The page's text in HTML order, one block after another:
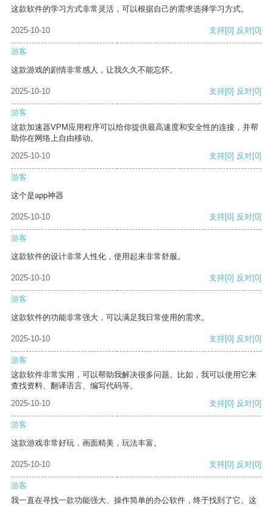
这款软件的学习方式非常灵活，可以根据自己的需求选择学习方式。
2025-10-10 支持[0] 反对[0]
游客
这款游戏的剧情非常感人，让我久久不能忘怀。
2025-10-10 支持[0] 反对[0]
游客
这款加速器VPM应用程序可以给你提供最高速度和安全性的连接，并帮
助你在网络上自由移动。
2025-10-10
支持[0] 反对[0]
游客
这个是app神器
2025-10-10 支持[0] 反对[0]
游客
这款软件的设计非常人性化，使用起来非常舒服。
2025-10-10 支持[0] 反对[0]
游客
这款软件的功能非常强大，可以满足我日常使用的需求。
2025-10-10 支持[0] 反对[0]
游客
这款软件非常实用，可以帮助我解决很多问题。比如，我可以使用它来
查找资料、翻译语言、编写代码等。
2025-10-10
支持[0] 反对[0]
游客
这款游戏非常好玩，画面精美，玩法丰富。
2025-10-10 支持[0] 反对[0]
游客
我一直在寻找一款功能强大、操作简单的办公软件，终于找到了它。这